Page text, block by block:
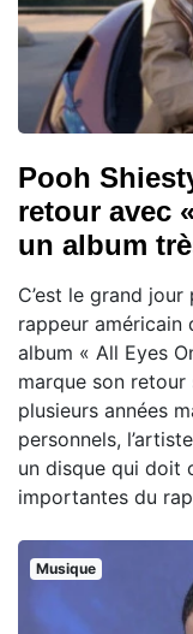
Pooh
retour avec
un album
C’est le grand
rappeur américain
album « All Eyes
marque son
plusieurs années
personnels,
un disque qui doit
importantes du
Musique